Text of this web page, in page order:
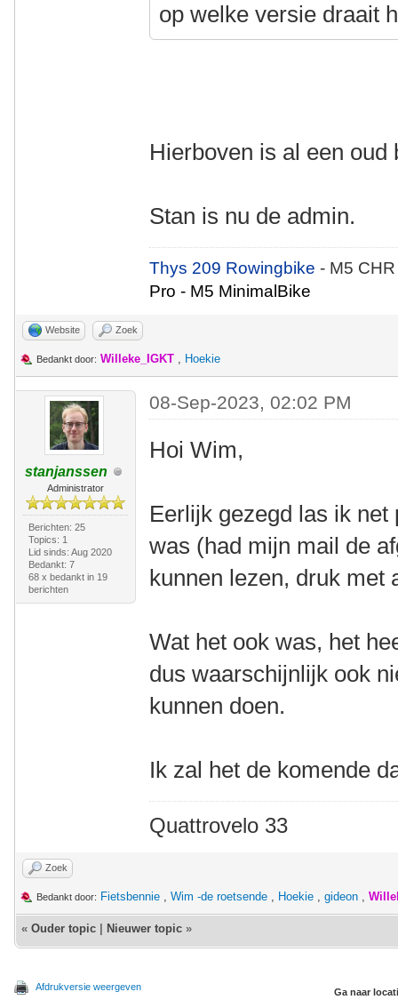
op welke versie draait
Hierboven is al een oud
Stan is nu de admin.
Thys 209 Rowingbike- M5
Pro - M5 MinimalBike
Website Zoek
Bedankt door: Willeke_IGKT , Hoekie
stanjanssen
Administrator
Berichten: 25
Topics: 1
Lid sinds: Aug 2020
Bedankt: 7
68 x bedankt in 19
berichten
08-Sep-2023, 02:02 PM
Hoi Wim,
Eerlijk gezegd las ik
was (had mijn mail de
kunnen lezen, druk met
Wat het ook was, het
dus waarschijnlijk ook
kunnen doen.
Ik zal het de komende
Quattrovelo 33
Zoek
Bedankt door: Fietsbennie , Wim -de roetsende , Hoekie , gideon ,
« Ouder topic Nieuwer topic »
Afdrukversie weergeven Ga naar